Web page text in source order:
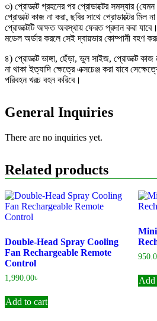
৩) প্রোডাক্ট গ্রহনের পর প্রোডাক্টের সমস্যার
প্রোডাক্ট কাজ না করা, ছবির সাথে প্রোডাক্টের মিল
প্রোডাক্টটি অক্ষত অবস্থায় ফেরত প্রদান করা
মডেল অর্ডার করলে সেই দ্বায়ভার কোম্পানী বহণ
৪) প্রোডাক্ট ভাঙ্গা, ছেঁড়া, ভুল সাইজ, প্রোডাক্ট কাজ
না থাকা ইত্যাদি ক্ষেত্রে এক্সচেঞ্জ করা যাবে
পরিবহন খরচ বহন করিবে।
General Inquiries
There are no inquiries yet.
Related products
Double-Head Spray Cooling
Fan Rechargeable Remote
Control
1,990.00৳
Add to cart
Add